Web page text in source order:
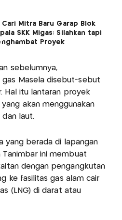
Cari Mitra Baru Garap Blok
SKK Migas: Silahkan tapi
Proyek
sebelumnya,
gas Masela disebut-sebut
Hal itu lantaran proyek
akan menggunakan
laut.
yang berada di lapangan
Tanimbar ini membuat
dengan pengangkutan
ke fasilitas gas alam cair
(LNG) di darat atau